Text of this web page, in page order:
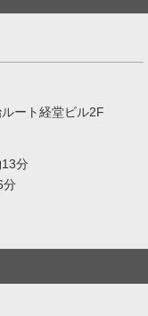
ート経堂ビル2F
分
分